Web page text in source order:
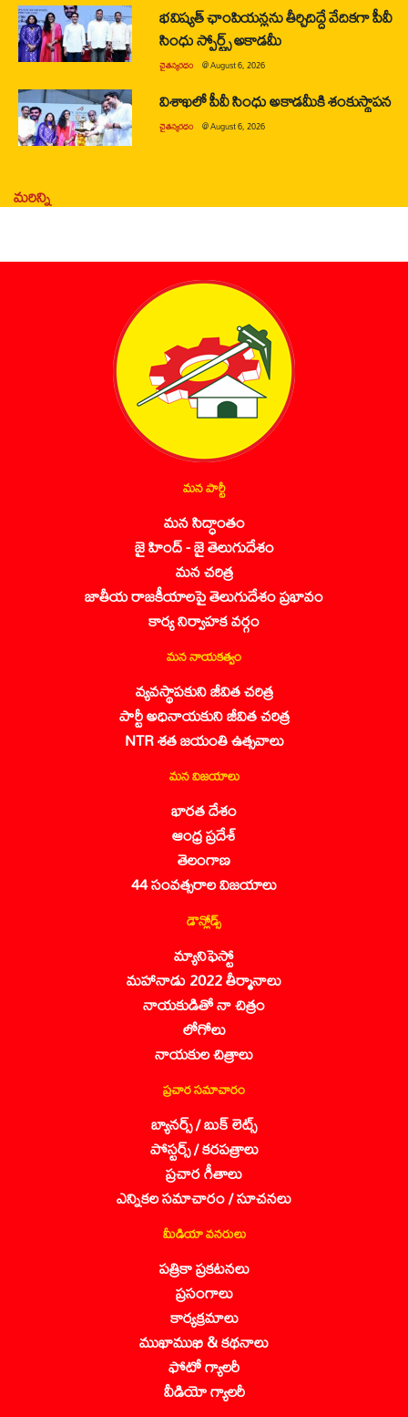
భవిష్యత్ ఛాంపియన్లను తీర్చిదిద్దే వేదికగా పీవీ
సింధు స్పోర్ట్స్ అకాడమీ
చైతన్యరధం @August 6, 2026
విశాఖలో పీవీ సింధు అకాడమీకి శంకుస్థాపన
చైతన్యరధం @August 6, 2026
మరిన్ని
మన పార్టీ
మన సిద్ధాంతం
జై హింద్ - జై తెలుగుదేశం
మన చరిత్ర
జాతీయ రాజకీయాలపై తెలుగుదేశం ప్రభావం
కార్య నిర్వాహక వర్గం
మన నాయకత్వం
వ్యవస్థాపకుని జీవిత చరిత్ర
పార్టీ అధినాయకుని జీవిత చరిత్ర
NTR శత జయంతి ఉత్సవాలు
మన విజయాలు
భారత దేశం
ఆంధ్ర ప్రదేశ్
తెలంగాణ
44 సంవత్సరాల విజయాలు
డౌన్లోడ్స్
మ్యానిఫెస్టో
మహానాడు 2022 తీర్మానాలు
నాయకుడితో నా చిత్రం
లోగోలు
నాయకుల చిత్రాలు
ప్రచార సమాచారం
బ్యానర్స్ / బుక్ లెట్స్
పోస్టర్స్ / కరపత్రాలు
ప్రచార గీతాలు
ఎన్నికల సమాచారం / సూచనలు
మీడియా వనరులు
పత్రికా ప్రకటనలు
ప్రసంగాలు
కార్యక్రమాలు
ముఖాముఖి & కథనాలు
ఫోటో గ్యాలరీ
వీడియో గ్యాలరీ